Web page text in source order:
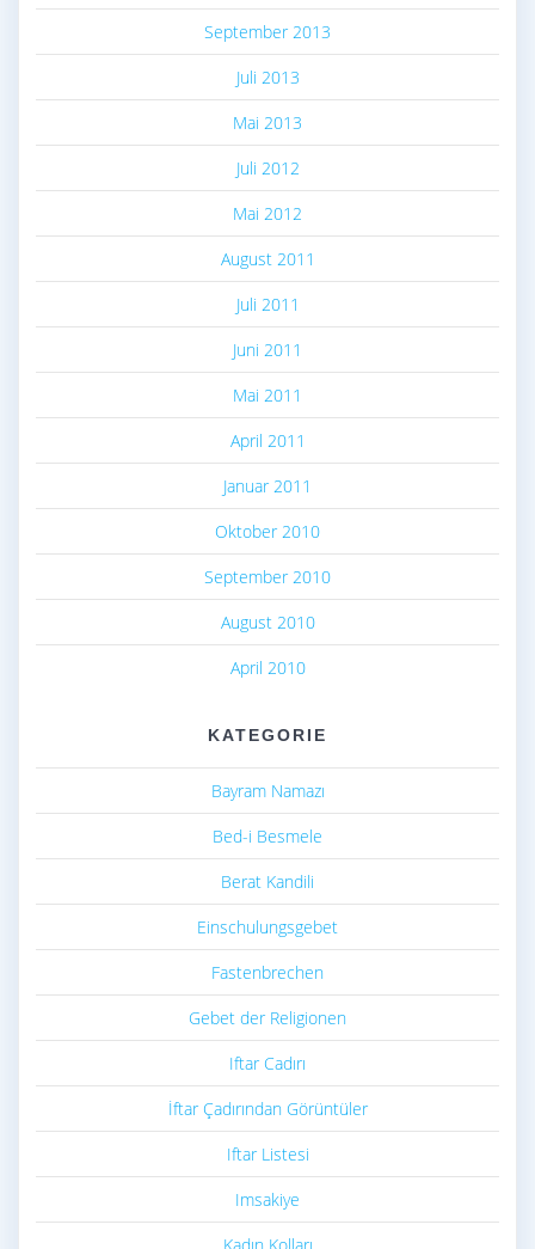
September 2013
Juli 2013
Mai 2013
Juli 2012
Mai 2012
August 2011
Juli 2011
Juni 2011
Mai 2011
April 2011
Januar 2011
Oktober 2010
September 2010
August 2010
April 2010
KATEGORIE
Bayram Namazı
Bed-i Besmele
Berat Kandili
Einschulungsgebet
Fastenbrechen
Gebet der Religionen
Iftar Cadırı
İftar Çadırından Görüntüler
Iftar Listesi
Imsakiye